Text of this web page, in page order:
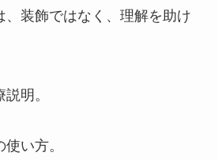
、装飾ではなく、理解を助け
明。
い方。